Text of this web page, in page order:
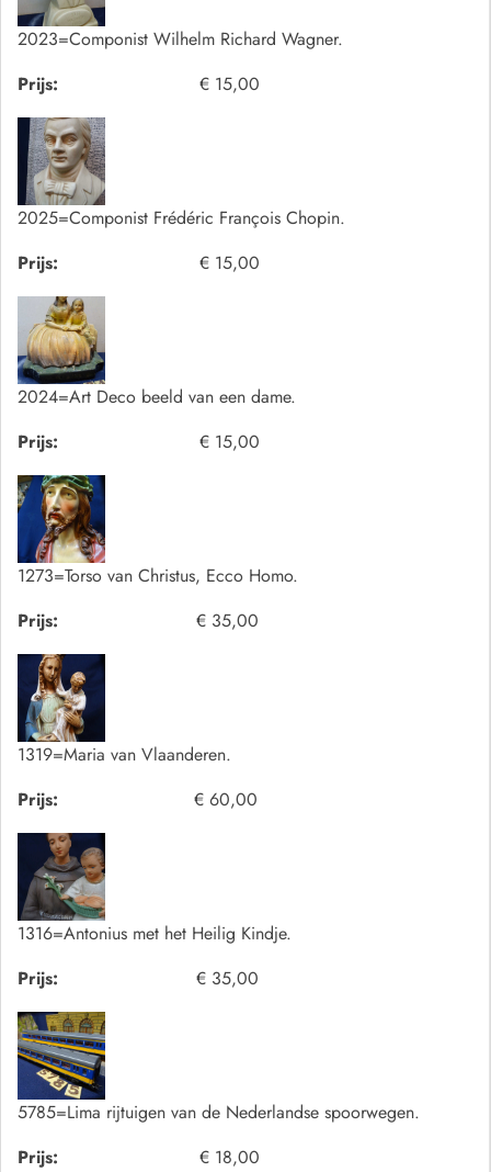
2023=Componist Wilhelm Richard Wagner.
Prijs:
€ 15,00
2025=Componist Frédéric François Chopin.
Prijs:
€ 15,00
2024=Art Deco beeld van een dame.
Prijs:
€ 15,00
1273=Torso van Christus, Ecco Homo.
Prijs:
€ 35,00
1319=Maria van Vlaanderen.
Prijs:
€ 60,00
1316=Antonius met het Heilig Kindje.
Prijs:
€ 35,00
5785=Lima rijtuigen van de Nederlandse spoorwegen.
Prijs:
€ 18,00